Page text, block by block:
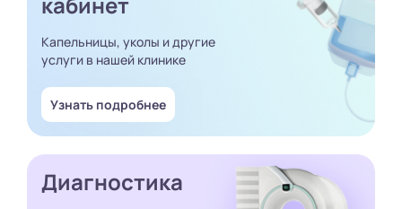
Капельницы, уколы и другие
услуги в нашей клинике
Узнать подробнее
Диагностика